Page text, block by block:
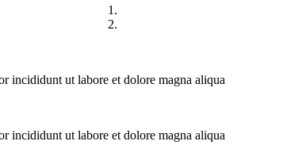
incididunt ut labore et dolore magna aliqua
incididunt ut labore et dolore magna aliqua